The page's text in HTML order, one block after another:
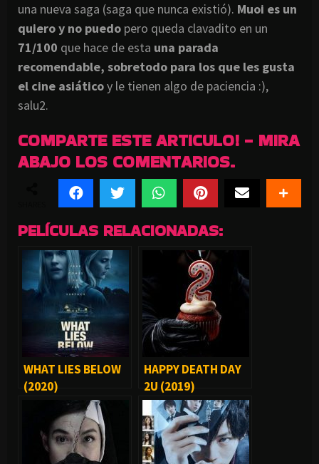
una nueva saga (saga que nunca existió). Muoi es un
quiero y no puedo pero queda clavadito en un
71/100 que hace de esta una parada
recomendable, sobretodo para los que les gusta
el cine asiáticoy le tienen algo de paciencia :),
salu2.
COMPARTE ESTE ARTICULO! - MIRA
ABAJO LOS COMENTARIOS.
PELÍCULAS RELACIONADAS:
WHAT LIES BELOW
(2020)
HAPPY DEATH DAY
2U (2019)